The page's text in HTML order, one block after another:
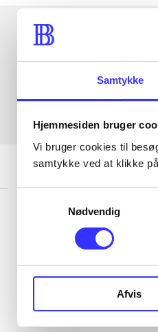
Samtykke
Hjemmesiden bruger
Vi bruger cookies til
samtykke ved at klikke
Nødvendig
Afvis
...